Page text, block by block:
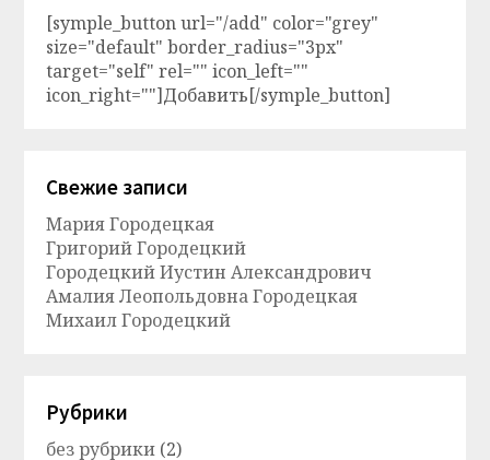
[symple_button url="/add" color="grey"
size="default" border_radius="3px"
target="self" rel="" icon_left=""
icon_right=""]Добавить[/symple_button]
Свежие записи
Мария Городецкая
Григорий Городецкий
Городецкий Иустин Александрович
Амалия Леопольдовна Городецкая
Михаил Городецкий
Рубрики
без рубрики (2)